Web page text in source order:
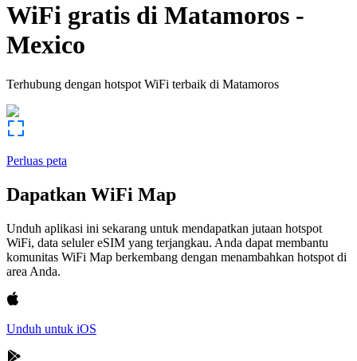
WiFi gratis di Matamoros -
Mexico
Terhubung dengan hotspot WiFi terbaik di Matamoros
Perluas peta
Dapatkan WiFi Map
Unduh aplikasi ini sekarang untuk mendapatkan jutaan hotspot
WiFi, data seluler eSIM yang terjangkau. Anda dapat membantu
komunitas WiFi Map berkembang dengan menambahkan hotspot di
area Anda.
Unduh untuk iOS